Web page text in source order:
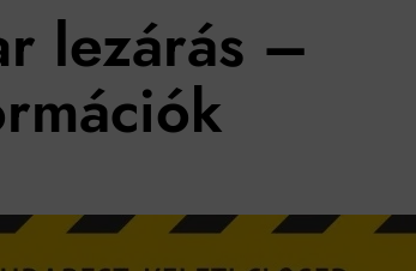
Az ördög még mindig Pradát visel. De te miért
Mindenki a világot akarja uralni – de nem csak
lapostetők: a bevált technológia akkor működik,
lezárás –